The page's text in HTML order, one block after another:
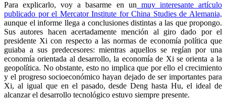
Para explicarlo, voy a basarme en un muy interesante artículo
publicado por el Mercator Institute for China Studies de Alemania,
aunque el informe llega a conclusiones distintas a las que propongo.
Sus autores hacen acertadamente mención al giro dado por el
presidente Xi con respecto a las normas de economía política que
guiaba a sus predecesores: mientras aquellos se regían por una
economía orientada al desarrollo, la economía de Xi se orienta a la
geopolítica. No obstante, esto no implica que por ello el crecimiento
y el progreso socioeconómico hayan dejado de ser importantes para
Xi, al igual que en el pasado, desde Deng hasta Hu, el ideal de
alcanzar el desarrollo tecnológico estuvo siempre presente.